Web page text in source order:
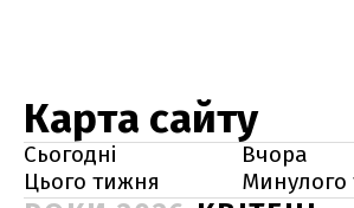
Карта сайту
Сьогодні
Вчора
Цього тижня
Минулого